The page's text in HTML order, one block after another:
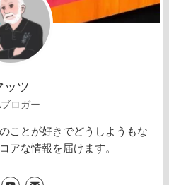
ッツ
ロガー
ことが好きでどうしようもな
アな情報を届けます。